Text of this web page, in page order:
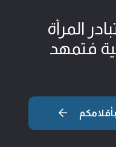
المرأة
فتمهد
بأقلامكم